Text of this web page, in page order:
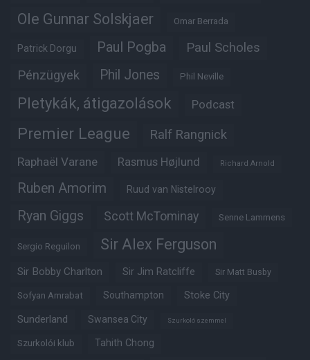
Ole Gunnar Solskjaer Omar Berrada
Patrick Dorgu Paul Pogba Paul Scholes
Pénzügyek Phil Jones Phil Neville
Pletykák, átigazolások Podcast
Premier League Ralf Rangnick
Raphaël Varane Rasmus Højlund Richard Arnold
Ruben Amorim Ruud van Nistelrooy
Ryan Giggs Scott McTominay Senne Lammens
Sergio Reguilon Sir Alex Ferguson
Sir Bobby Charlton Sir Jim Ratcliffe Sir Matt Busby
Sofyan Amrabat Southampton Stoke City
Sunderland Swansea City Szurkoló szemmel
Szurkolói klub Tahith Chong